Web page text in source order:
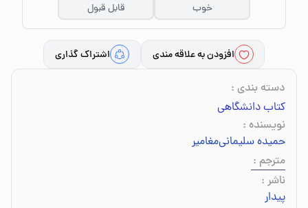
خوب
قابل قبول
افزودن به علاقه مندی اشتراک گذاری
دسته بندی :
کتاب دانشگاهی
نویسنده :
حمیده سلیمانی‌مغامیر
مترجم :
ناشر :
پیدار